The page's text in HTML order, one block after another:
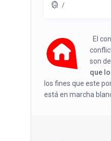
/
El
son
que
los fines que este
está en marcha